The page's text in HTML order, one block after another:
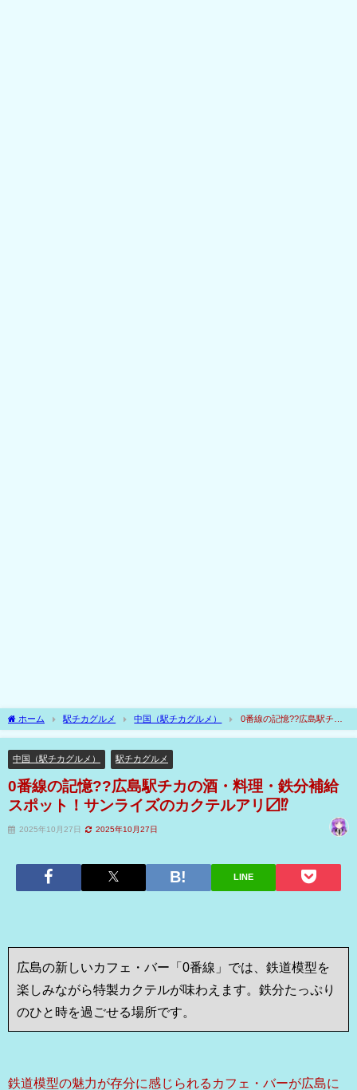
ホーム 駅チカグルメ 中国（駅チカグルメ）
0番線の記憶??広島駅チカ
の酒・料理・鉄分補給スポット！サンライズのカクテルアリ〼⁉
中国（駅チカグルメ） 駅チカグルメ
0番線の記憶??広島駅チカの酒・料理・鉄分補給
スポット！サンライズのカクテルアリ〼⁉
2025年10月27日 2025年10月27日
LINE
広島の新しいカフェ・バー「0番線」では、鉄道模型を
楽しみながら特製カクテルが味わえます。鉄分たっぷり
のひと時を過ごせる場所です。
鉄道模型の魅力が存分に感じられるカフェ・バーが広島に